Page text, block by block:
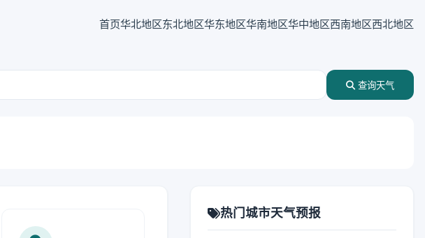
首页华北地区东北地区华东地区华南地区华中地区西南地区西北地区
查询天气
热门城市天气预报